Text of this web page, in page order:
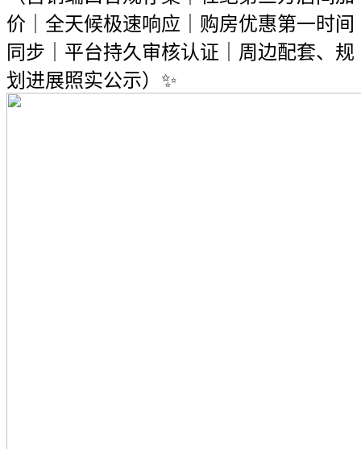
价｜全天候极速响应｜购房优惠第一时间
同步｜平台持久审核认证｜周边配套、规
划进展照实公示）✨